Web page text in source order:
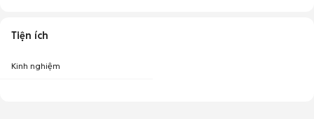
Tiện ích
Kinh nghiệm